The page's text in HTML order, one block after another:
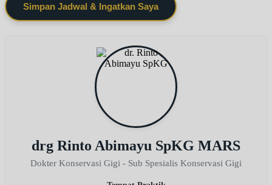
Simpan Jadwal & Ingatkan Saya
drg Rinto Abimayu SpKG MARS
Dokter Konservasi Gigi - Sub Spesialis Konservasi Gigi